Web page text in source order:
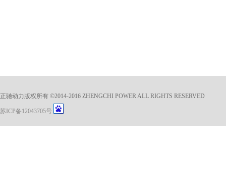
正驰动力版权所有 ©2014-2016 ZHENGCHI POWER ALL RIGHTS RESERVED
苏ICP备12043705号